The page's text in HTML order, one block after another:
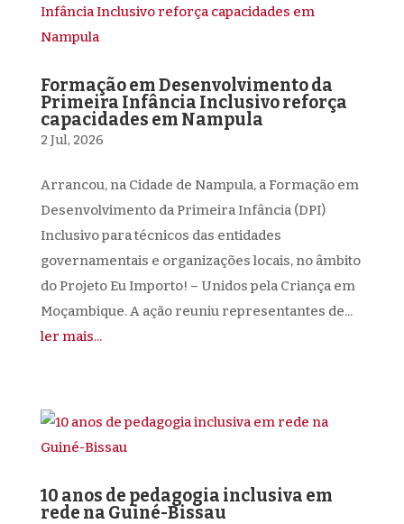
Formação em Desenvolvimento da
Primeira Infância Inclusivo reforça
capacidades em Nampula
2 Jul, 2026
Arrancou, na Cidade de Nampula, a Formação em
Desenvolvimento da Primeira Infância (DPI)
Inclusivo para técnicos das entidades
governamentais e organizações locais, no âmbito
do Projeto Eu Importo! – Unidos pela Criança em
Moçambique. A ação reuniu representantes de...
ler mais...
10 anos de pedagogia inclusiva em
rede na Guiné-Bissau